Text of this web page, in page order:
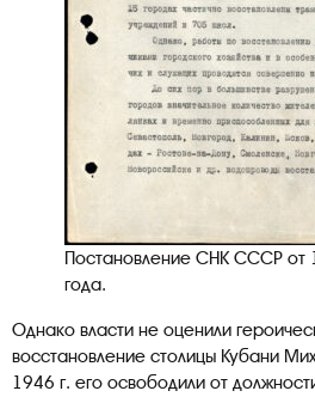
Постановление СНК СССР от
года.
Однако власти не оценили
восстановление столицы Кубани
1946 г. его освободили от